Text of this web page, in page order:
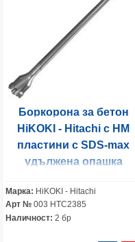
Боркорона за бетон
HiKOKI - Hitachi с HM
пластини с SDS-max
удължена опашка
Марка: HiKOKI - Hitachi
Арт № 003 HTC2385
Наличност: 2 бр